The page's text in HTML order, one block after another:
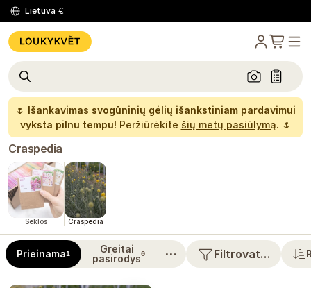
Lietuva €
🌷 Išankavimas svogūninių gėlių išankstiniam pardavimui
vyksta pilnu tempu! Peržiūrėkite šių metų pasiūlymą. 🌷
Craspedia
Sėklos Craspedia
Prieinama1
Greitai
pasirodys0 ⋯ Filtrovat…